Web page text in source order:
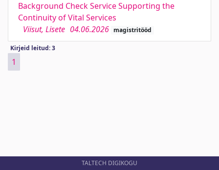
Background Check Service Supporting the
Continuity of Vital Services
Viisut, Lisete 04.06.2026 magistritööd
Kirjeid leitud: 3
1
TALTECH DIGIKOGU